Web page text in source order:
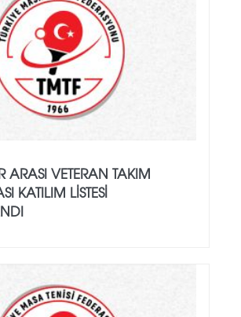
ARASI VETERAN TAKIM
KATILIM LISTESI